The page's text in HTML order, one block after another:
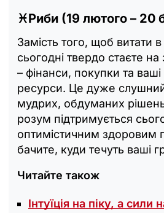
♓Риби (19 лютого – 20
Замість того, щоб витати
сьогодні твердо стаєте
– фінанси, покупки та ваші
ресурси. Це дуже
мудрих, обдуманих
розум підтримується
оптимістичним здоровим
бачите, куди течуть ваші
Читайте також
Інтуїція на піку, а сили